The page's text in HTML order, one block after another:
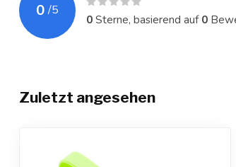
0 /5
0Sterne, basierend auf0
Zuletzt angesehen